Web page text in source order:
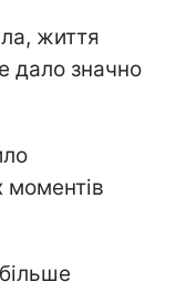
життя
дало значно
моментів